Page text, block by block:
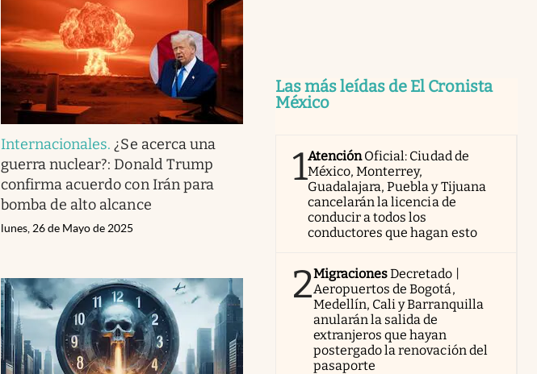
Internacionales. ¿Se acerca una
guerra nuclear?: Donald Trump
confirma acuerdo con Irán para
bomba de alto alcance
lunes, 26 de Mayo de 2025
Las más leídas de El Cronista
México
1AtenciónOficial: Ciudad de
México, Monterrey,
Guadalajara, Puebla y Tijuana
cancelarán la licencia de
conducir a todos los
conductores que hagan esto
2MigracionesDecretado |
Aeropuertos de Bogotá,
Medellín, Cali y Barranquilla
anularán la salida de
extranjeros que hayan
postergado la renovación del
pasaporte